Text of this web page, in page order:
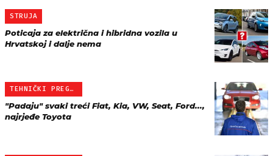
STRUJA
Poticaja za električna i hibridna vozila u
Hrvatskoj i dalje nema
TEHNIČKI PREGLED STARIJI…
"Padaju" svaki treći Fiat, Kia, VW, Seat, Ford...,
najrjeđe Toyota